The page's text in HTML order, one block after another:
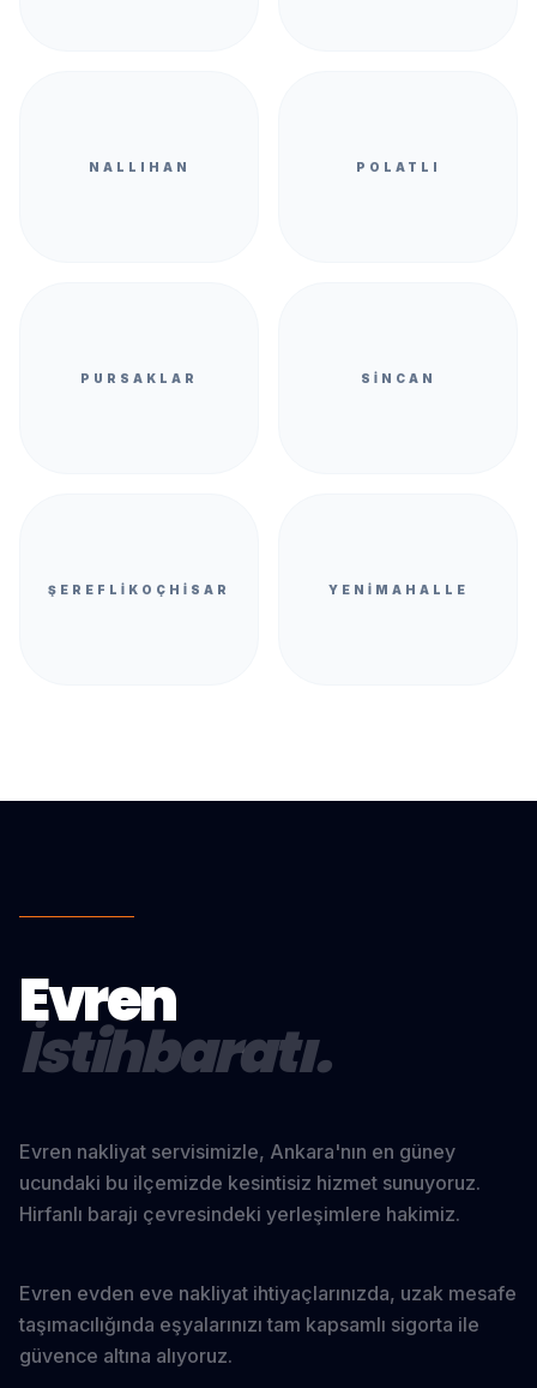
NALLIHAN POLATLI
PURSAKLAR SINCAN
ŞEREFLIKOÇHISAR YENIMAHALLE
Evren
İstihbaratı.
Evren nakliyat servisimizle, Ankara'nın en güney
ucundaki bu ilçemizde kesintisiz hizmet sunuyoruz.
Hirfanlı barajı çevresindeki yerleşimlere hakimiz.
Evren evden eve nakliyat ihtiyaçlarınızda, uzak mesafe
taşımacılığında eşyalarınızı tam kapsamlı sigorta ile
güvence altına alıyoruz.